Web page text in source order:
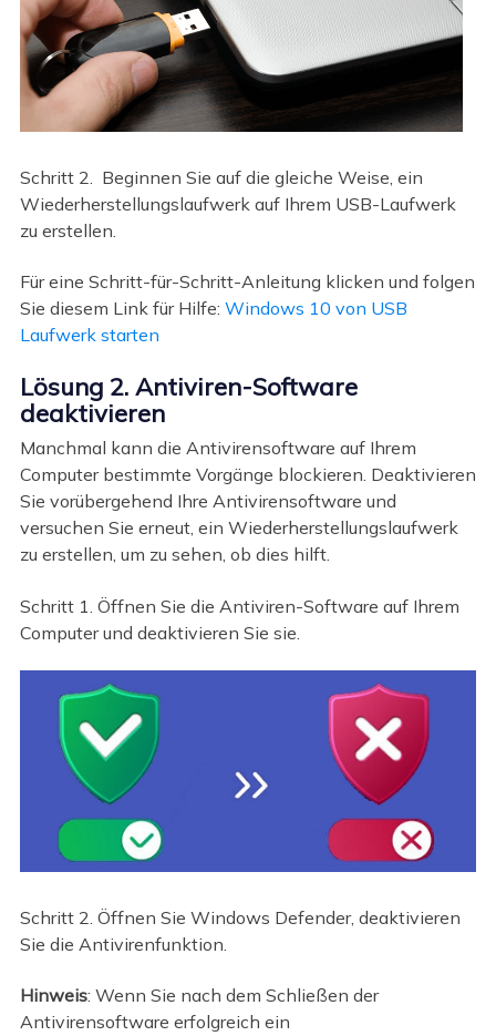
Schritt 2. Beginnen Sie auf die gleiche Weise, ein
Wiederherstellungslaufwerk auf Ihrem USB-Laufwerk
zu erstellen.
Für eine Schritt-für-Schritt-Anleitung klicken und folgen
Sie diesem Link für Hilfe: Windows 10 von USB
Laufwerk starten
Lösung 2. Antiviren-Software
deaktivieren
Manchmal kann die Antivirensoftware auf Ihrem
Computer bestimmte Vorgänge blockieren. Deaktivieren
Sie vorübergehend Ihre Antivirensoftware und
versuchen Sie erneut, ein Wiederherstellungslaufwerk
zu erstellen, um zu sehen, ob dies hilft.
Schritt 1. Öffnen Sie die Antiviren-Software auf Ihrem
Computer und deaktivieren Sie sie.
Schritt 2. Öffnen Sie Windows Defender, deaktivieren
Sie die Antivirenfunktion.
Hinweis: Wenn Sie nach dem Schließen der
Antivirensoftware erfolgreich ein